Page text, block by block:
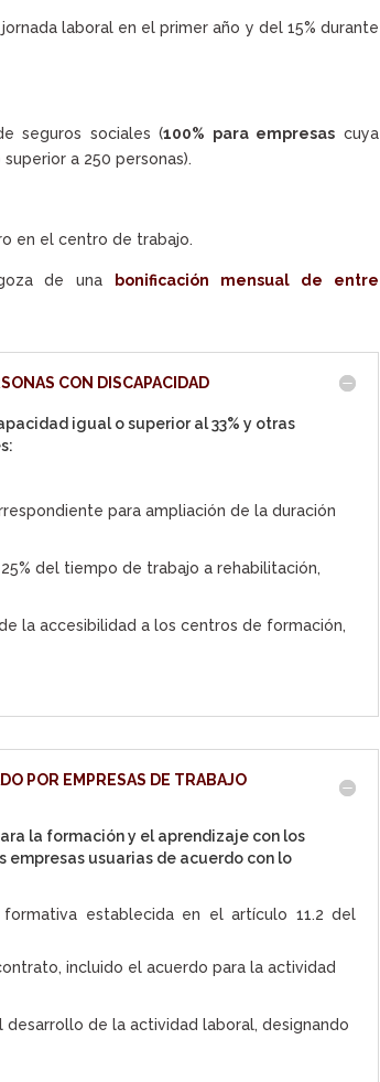
laboral en el primer año y del 15% durante
seguros sociales (100% para empresas cuya
a 250 personas).
en el centro de trabajo.
de una
bonificación mensual de entre
CON DISCAPACIDAD
igual o superior al 33% y otras
para ampliación de la duración
del tiempo de trabajo a rehabilitación,
la accesibilidad a los centros de formación,
POR EMPRESAS DE TRABAJO
la formación y el aprendizaje con los
usuarias de acuerdo con lo
establecida en el artículo 11.2 del
incluido el acuerdo para la actividad
de la actividad laboral, designando